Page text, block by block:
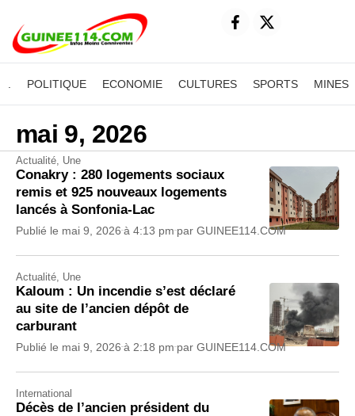
POLITIQUE ECONOMIE CULTURES SPORTS MINES
mai 9, 2026
Actualité Une
Conakry : 280 logements sociaux
remis et 925 nouveaux logements
lancés à Sonfonia-Lac
Publié le mai 9, 2026 à 4:13 pm par GUINEE114.COM
Actualité Une
Kaloum : Un incendie s’est déclaré
au site de l’ancien dépôt de
carburant
Publié le mai 9, 2026 à 2:18 pm par GUINEE114.COM
International
Décès de l’ancien président du